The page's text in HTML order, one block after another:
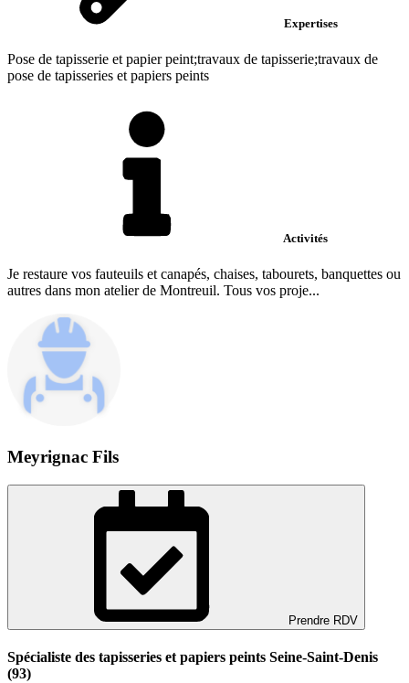
Expertises
Pose de tapisserie et papier peint;travaux de tapisserie;travaux de
pose de tapisseries et papiers peints
Activités
Je restaure vos fauteuils et canapés, chaises, tabourets, banquettes ou
autres dans mon atelier de Montreuil. Tous vos proje...
Meyrignac Fils
Prendre RDV
Spécialiste des tapisseries et papiers peints Seine-Saint-Denis
(93)